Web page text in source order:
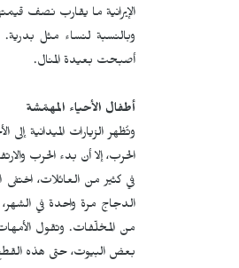
الإيرانية ما يقارب نصف
وبالنسبة لنساء مثل بدرية.
أصبحت بعيدة المنال.
أطفال الأحياء المهمّشة
وتُظهر الزيارات الميدانية
الحرب، إلا أن بدء الحرب
في كثير من العائلات،
الدجاج مرة واحدة في
من المخلّفات. وتقول
بعض البيوت، حتى هذه القطع